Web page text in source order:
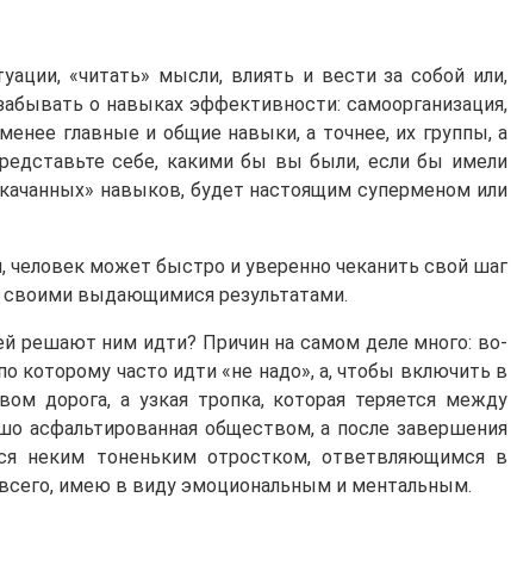
«читать» мысли, влиять и вести за собой или,
о навыках эффективности: самоорганизация,
главные и общие навыки, а точнее, их группы, а
себе, какими бы вы были, если бы имели
навыков, будет настоящим суперменом или
может быстро и уверенно чеканить свой шаг
выдающимися результатами.
решают ним идти? Причин на самом деле много: во-
которому часто идти «не надо», а, чтобы включить в
дорога, а узкая тропка, которая теряется между
асфальтированная обществом, а после завершения
неким тоненьким отростком, ответвляющимся в
имею в виду эмоциональным и ментальным.